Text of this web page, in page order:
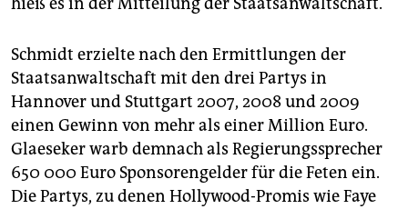
Schmidt erzielte nach den Ermittlungen der
Staatsanwaltschaft mit den drei Partys in
Hannover und Stuttgart 2007, 2008 und 2009
einen Gewinn von mehr als einer Million Euro.
Glaeseker warb demnach als Regierungssprecher
650 000 Euro Sponsorengelder für die Feten ein.
Die Partys, zu denen Hollywood-Promis wie Faye